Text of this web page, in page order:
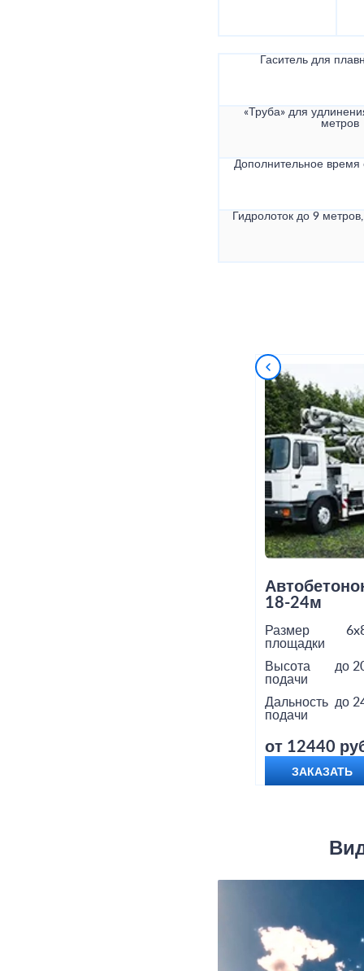
Гаситель для
«Труба» для
метров
Дополнительное
Гидролоток до 9
18-24м
Размер
площадки
Высота
подачи
до
Дальность
подачи
до
от 12440
ЗАКАЗАТЬ